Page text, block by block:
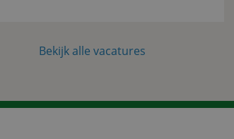
Bekijk alle vacatures